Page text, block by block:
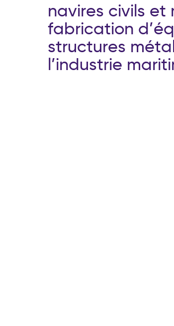
navires civi s et
fabrication d’éq
structures méta
’industrie mariti